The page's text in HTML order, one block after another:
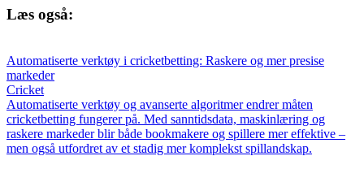
Læs også:
Automatiserte verktøy i cricketbetting: Raskere og mer presise
markeder
Cricket
Automatiserte verktøy og avanserte algoritmer endrer måten
cricketbetting fungerer på. Med sanntidsdata, maskinlæring og
raskere markeder blir både bookmakere og spillere mer effektive –
men også utfordret av et stadig mer komplekst spillandskap.